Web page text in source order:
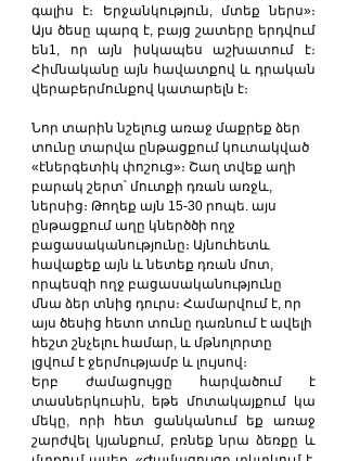
գալիս է։ Երջանկություն, մտեք ներս»։
Այս ծեսը պարզ է, բայց շատերը երդվում
են1, որ այն իսկապես աշխատում է։
Հիմնականը այն հավատքով և դրական
վերաբերմունքով կատարելն է։
Նոր տարին նշելուց առաջ մաքրեք ձեր
տունը տարվա ընթացքում կուտակված
«էներգետիկ փոշուց»։ Շաղ տվեք աղի
բարակ շերտ՝ մուտքի դռան առջև,
ներսից։ Թողեք այն 15-30 րոպե. այս
ընթացքում աղը կներծծի ողջ
բացասականությունը։ Այնուհետև
հավաքեք այն և նետեք դռան մոտ,
որպեսզի ողջ բացասականությունը
մնա ձեր տնից դուրս։ Համարվում է, որ
այս ծեսից հետո տունը դառնում է ավելի
հեշտ շնչելու համար, և մթնոլորտը
լցվում է ջերմությամբ և լույսով։
Երբ ժամացույցը հարվածում է
տասներկուսին, եթե մոտակայքում կա
մեկը, որի հետ ցանկանում եք առաջ
շարժվել կյանքում, բռնեք նրա ձեռքը և